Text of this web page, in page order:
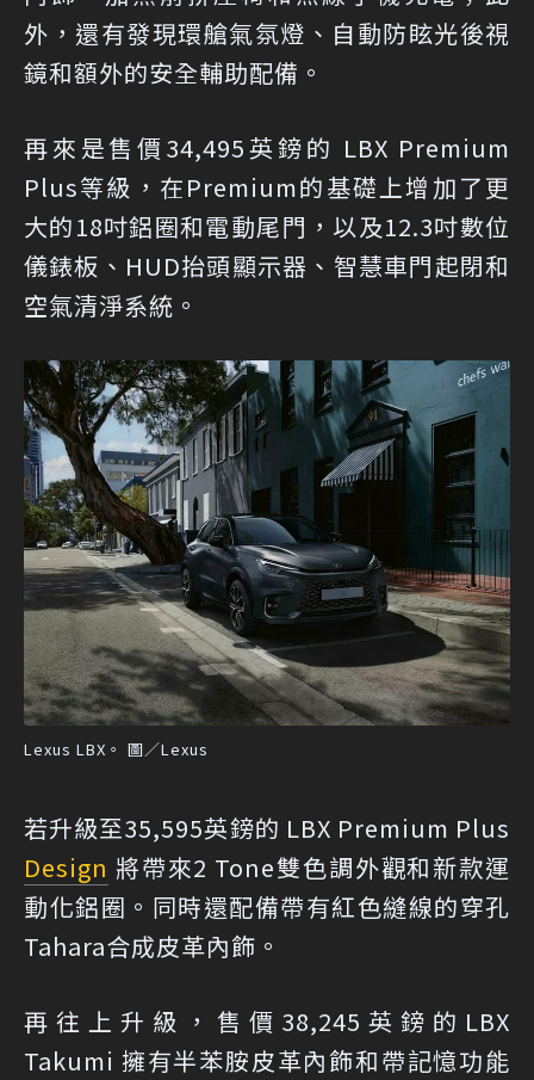
外，還有發現環艙氣氛燈、自動防眩光後視
鏡和額外的安全輔助配備。
再來是售價34,495英鎊的 LBX Premium
Plus等級，在Premium的基礎上增加了更
大的18吋鋁圈和電動尾門，以及12.3吋數位
儀錶板、HUD抬頭顯示器、智慧車門起閉和
空氣清淨系統。
Lexus LBX。 圖／Lexus
若升級至35,595英鎊的 LBX Premium Plus
Design 將帶來2 Tone雙色調外觀和新款運
動化鋁圈。同時還配備帶有紅色縫線的穿孔
Tahara合成皮革內飾。
再往上升級，售價38,245英鎊的LBX
Takumi 擁有半苯胺皮革內飾和帶記憶功能